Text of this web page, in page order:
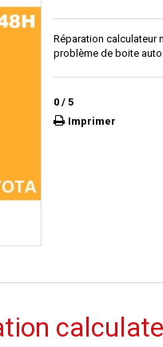
Réparation calculateur
problème de boite auto
0 / 5
Imprimer